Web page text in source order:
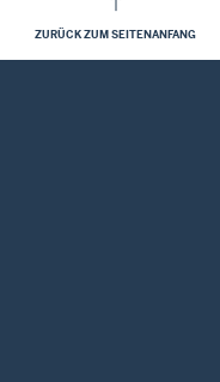
ZURÜCK ZUM SEITENANFANG